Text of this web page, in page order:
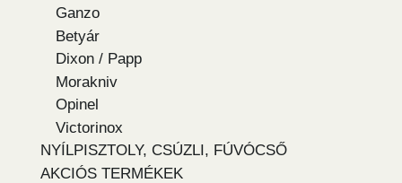
Ganzo
Betyár
Dixon / Papp
Morakniv
Opinel
Victorinox
NYÍLPISZTOLY, CSÚZLI, FÚVÓCSŐ
AKCIÓS TERMÉKEK